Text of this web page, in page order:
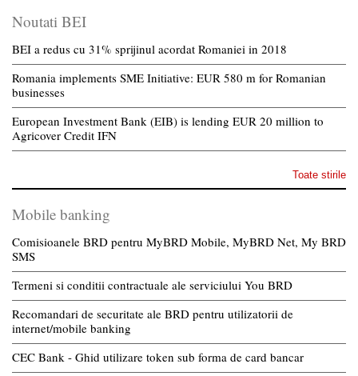
Noutati BEI
BEI a redus cu 31% sprijinul acordat Romaniei in 2018
Romania implements SME Initiative: EUR 580 m for Romanian
businesses
European Investment Bank (EIB) is lending EUR 20 million to
Agricover Credit IFN
Toate stirile
Mobile banking
Comisioanele BRD pentru MyBRD Mobile, MyBRD Net, My BRD
SMS
Termeni si conditii contractuale ale serviciului You BRD
Recomandari de securitate ale BRD pentru utilizatorii de
internet/mobile banking
CEC Bank - Ghid utilizare token sub forma de card bancar